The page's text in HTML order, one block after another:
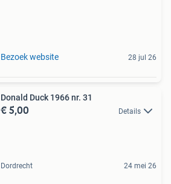
Bezoek website 28 jul 26
Donald Duck 1966 nr. 31
€ 5,00 Details
Dordrecht 24 mei 26